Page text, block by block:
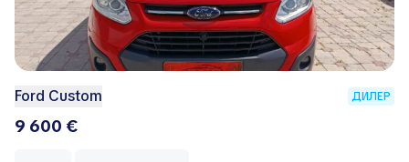
Ford Custom ДИЛЕР
9 600 €